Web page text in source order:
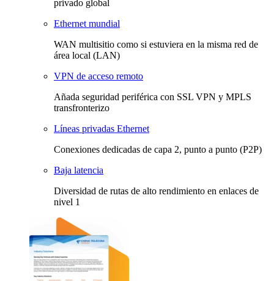
privado global
Ethernet mundial
WAN multisitio como si estuviera en la misma red de
área local (LAN)
VPN de acceso remoto
Añada seguridad periférica con SSL VPN y MPLS
transfronterizo
Líneas privadas Ethernet
Conexiones dedicadas de capa 2, punto a punto (P2P)
Baja latencia
Diversidad de rutas de alto rendimiento en enlaces de
nivel 1